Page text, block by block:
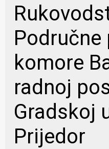
Područne
komore
radnoj
Gradskoj
Prijedor